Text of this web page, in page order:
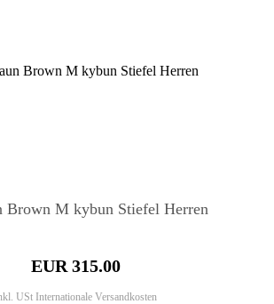
Brown M kybun Stiefel Herren
EUR 315.00
USt Internationale Versandkosten